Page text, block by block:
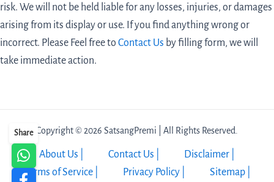
Share
risk. We will not be held liable for any losses, injuries, or damages
arising from its display or use. If you find anything wrong or
incorrect. Please Feel free to Contact Us by filling form, we will
take immediate action.
Copyright © 2026 SatsangPremi | All Rights Reserved.
About Us | Contact Us |
Disclaimer |
Terms of Service |
Privacy Policy | Sitemap |